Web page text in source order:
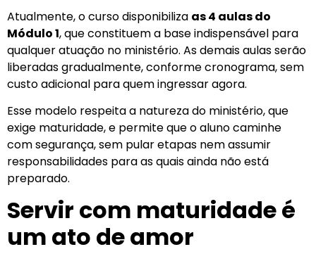
Atualmente, o curso disponibiliza as 4 aulas do
Módulo 1, que constituem a base indispensável para
qualquer atuação no ministério. As demais aulas serão
liberadas gradualmente, conforme cronograma, sem
custo adicional para quem ingressar agora.
Esse modelo respeita a natureza do ministério, que
exige maturidade, e permite que o aluno caminhe
com segurança, sem pular etapas nem assumir
responsabilidades para as quais ainda não está
preparado.
Servir com maturidade é
um ato de amor